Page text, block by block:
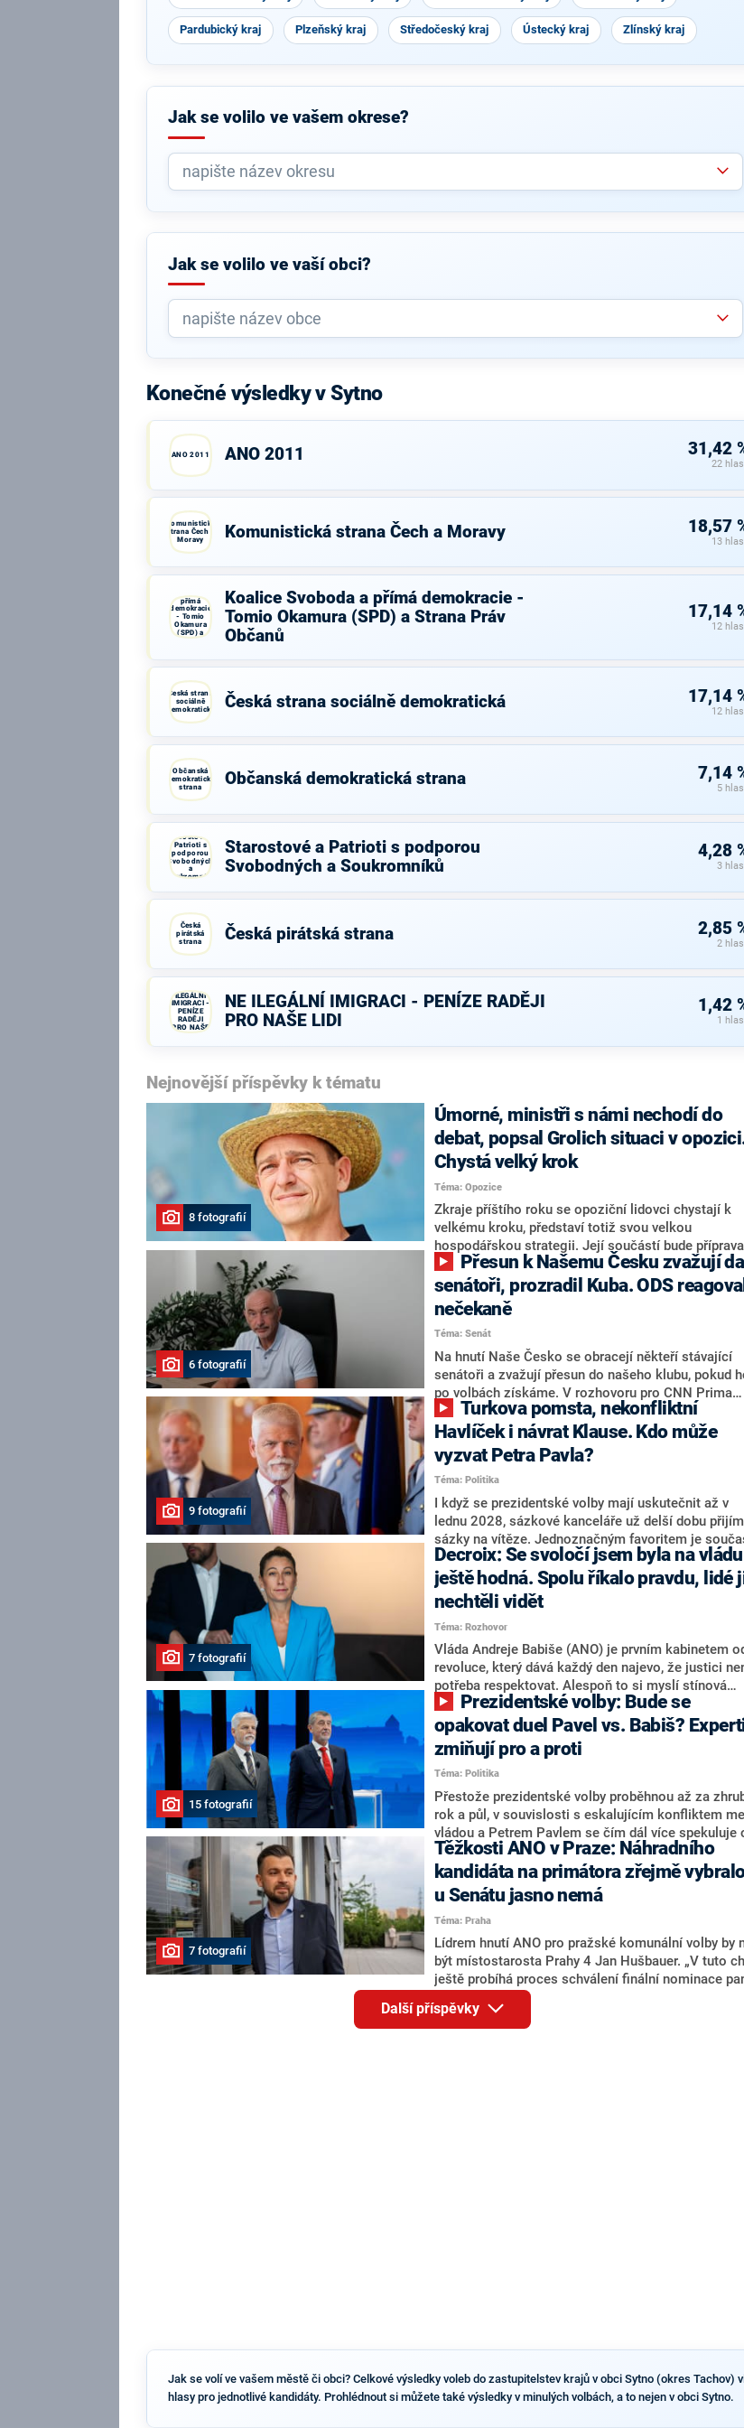
Pardubický kraj Plzeňský kraj Středočeský kraj Ústecký kraj Zlínský kraj
Jak se volilo ve vašem okrese?
Jak se volilo ve vaší obci?
Konečné výsledky v Sytno
ANO 2011 ANO 2011 31,42
22
Komunistická
strana Čech a
Moravy
Komunistická strana Čech a Moravy 18,57
13
přímá
demokracie
- Tomio
Okamura
(SPD) a
Strana Práv
Koalice Svoboda a přímá demokracie -
Tomio Okamura (SPD) a Strana Práv
Občanů
17,14
12
Česká strana
sociálně
demokratická
Česká strana sociálně demokratická 17,14
12
Občanská
demokratická
strana
Občanská demokratická strana 7,14
5
Starostové a
Patrioti s
podporou
Svobodných
a
Soukromníků
Starostové a Patrioti s podporou
Svobodných a Soukromníků
4,28
3
Česká
pirátská
strana
Česká pirátská strana 2,85
2
ILEGÁLNÍ
IMIGRACI -
PENÍZE
RADĚJI
PRO NAŠE
LIDI
NE ILEGÁLNÍ IMIGRACI - PENÍZE RADĚJI
PRO NAŠE LIDI
1,42
1
Nejnovější příspěvky k tématu
8 fotografií
Úmorné, ministři s námi nechodí do
debat, popsal Grolich situaci v
Chystá velký krok
Téma: Opozice
Zkraje příštího roku se opoziční lidovci chystají k
velkému kroku, představí totiž svou velkou
hospodářskou strategii. Její součástí bude příprava
stárnutí populace, řekl ve středu na setkání s
nový předseda lidovců Jan Grolich. Ten zároveň v
senátních volbách kandiduje ve Vyškově. Popsal i
aktivitu opozice, o níž vládní strany nebo političtí
komentátoři mluví jako o slabé a v defenzivě. „Je to
úmorná práce upozorňovat na chyby vlády. Ministři s
námi navíc nechodí do debat. Chceme ale ukazovat
svoje témata,“ odpověděl Grolich na dotaz CNN
NEWS.
6 fotografií
senátoři, prozradil Kuba. ODS
nečekaně
Téma: Senát
Na hnutí Naše Česko se obracejí někteří stávající
senátoři a zvažují přesun do našeho klubu, pokud
po volbách získáme. V rozhovoru pro CNN Prima
NEWS to řekl zakladatel hnutí a jihočeský hejtman
Martin Kuba. Konkrétní nebyl, ale získat by takto
například senátora Zdeňka Hrabu, který je dnes
součástí klubu ODS a TOP 09. Hraba to na dotaz
redakce nevyloučil. Předseda klubu senátorů ODS
Zdeněk Nytra redakci řekl, že počítá s odchodem
některých senátorů z klubu a že Naše Česko není
nepřítel, ale soupeř.
9 fotografií
Havlíček i návrat Klause. Kdo může
vyzvat Petra Pavla?
Téma: Politika
I když se prezidentské volby mají uskutečnit až v
lednu 2028, sázkové kanceláře už delší dobu
sázky na vítěze. Jednoznačným favoritem je
hlava státu Petr Pavel. Daleko za ním pak
zmiňují dva výrazné politiky ANO, tedy premiéra
Andreje Babiše a ministra průmyslu Karla Havlíčka.
Oblíbeným tipem samotných sázkařů je poslanec za
Motoristy Filip Turek. Politolog Jan Kubáček
o případné kandidatuře kohokoliv ze zmíněné
značně pochybuje. Podle něj současná koalice
nemá osobu, která by Pavlovi mohla konkurovat.
7 fotografií
Decroix: Se svoločí jsem byla na vládu
ještě hodná. Spolu říkalo pravdu, lidé
nechtěli vidět
Téma: Rozhovor
Vláda Andreje Babiše (ANO) je prvním kabinetem
revoluce, který dává každý den najevo, že justici
potřeba respektovat. Alespoň to si myslí stínová
ministryně spravedlnosti ODS Eva Decroix. V
rozhovoru pro CNN Prima NEWS si nebrala servítky
ohledně politického výkonu svého nástupce
Tejce (za ANO) či vládní zmocněnkyně pro lidská
práva Taťány Malé (ANO). Označením „svoloč“ na
adresu vlády prý byla ještě hodná. Decroix se také
vrátila k volební porážce koalice Spolu či
hnutí Naše Česko Martina Kuby.
15 fotografií
opakovat duel Pavel vs. Babiš?
zmiňují pro a proti
Téma: Politika
Přestože prezidentské volby proběhnou až za
rok a půl, v souvislosti s eskalujícím konfliktem
vládou a Petrem Pavlem se čím dál více spekuluje
tom, koho by do bitvy o Hrad mohla vyslat současná
koalice. Někteří političtí komentátoři znovu
jméno premiéra Andreje Babiše (ANO). Jak moc je
pravděpodobné, že se v prezidentských volbách
bude znovu opakovat souboj z roku 2023?
7 fotografií
Těžkosti ANO v Praze: Náhradního
kandidáta na primátora zřejmě
u Senátu jasno nemá
Téma: Praha
Lídrem hnutí ANO pro pražské komunální volby by
být místostarosta Prahy 4 Jan Hušbauer. „V tuto
ještě probíhá proces schválení finální nominace
Jana Hušbauera Výborem hnutí ANO,“ uvedl pro
redakci místopředseda pražského ANO Martin
Benkovič. O Hušbauerovi se spekulovalo jako o
Další příspěvky
Jak se volí ve vašem městě či obci? Celkové výsledky voleb do zastupitelstev krajů v obci Sytno (okres
hlasy pro jednotlivé kandidáty. Prohlédnout si můžete také výsledky v minulých volbách, a to nejen v obci Sytno.